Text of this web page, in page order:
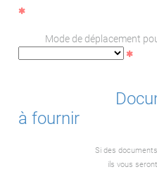
Mode de déplacement
à fournir
Si des
ils vous